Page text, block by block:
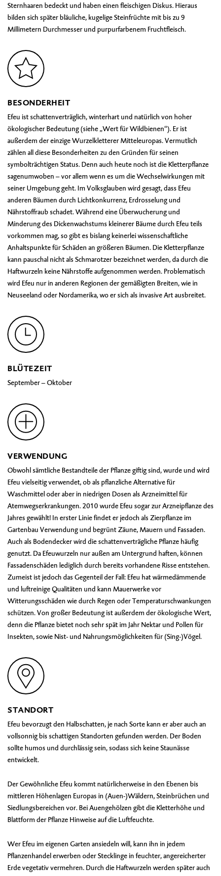
Sternhaaren bedeckt und haben einen fleischigen Diskus. Hieraus
bilden sich später bläuliche, kugelige Steinfrüchte mit bis zu 9
Millimetern Durchmesser und purpurfarbenem Fruchtfleisch.
BESONDERHEIT
Efeu ist schattenverträglich, winterhart und natürlich von hoher
ökologischer Bedeutung (siehe „Wert für Wildbienen“). Er ist
außerdem der einzige Wurzelkletterer Mitteleuropas. Vermutlich
zählen all diese Besonderheiten zu den Gründen für seinen
symbolträchtigen Status. Denn auch heute noch ist die Kletterpflanze
sagenumwoben – vor allem wenn es um die Wechselwirkungen mit
seiner Umgebung geht. Im Volksglauben wird gesagt, dass Efeu
anderen Bäumen durch Lichtkonkurrenz, Erdrosselung und
Nährstoffraub schadet. Während eine Überwucherung und
Minderung des Dickenwachstums kleinerer Bäume durch Efeu teils
vorkommen mag, so gibt es bislang keinerlei wissenschaftliche
Anhaltspunkte für Schäden an größeren Bäumen. Die Kletterpflanze
kann pauschal nicht als Schmarotzer bezeichnet werden, da durch die
Haftwurzeln keine Nährstoffe aufgenommen werden. Problematisch
wird Efeu nur in anderen Regionen der gemäßigten Breiten, wie in
Neuseeland oder Nordamerika, wo er sich als invasive Art ausbreitet.
BLÜTEZEIT
September – Oktober
VERWENDUNG
Obwohl sämtliche Bestandteile der Pflanze giftig sind, wurde und wird
Efeu vielseitig verwendet, ob als pflanzliche Alternative für
Waschmittel oder aber in niedrigen Dosen als Arzneimittel für
Atemwegserkrankungen. 2010 wurde Efeu sogar zur Arzneipflanze des
Jahres gewählt! In erster Linie findet er jedoch als Zierpflanze im
Gartenbau Verwendung und begrünt Zäune, Mauern und Fassaden.
Auch als Bodendecker wird die schattenverträgliche Pflanze häufig
genutzt. Da Efeuwurzeln nur außen am Untergrund haften, können
Fassadenschäden lediglich durch bereits vorhandene Risse entstehen.
Zumeist ist jedoch das Gegenteil der Fall: Efeu hat wärmedämmende
und luftreinige Qualitäten und kann Mauerwerke vor
Witterungsschäden wie durch Regen oder Temperaturschwankungen
schützen. Von großer Bedeutung ist außerdem der ökologische Wert,
denn die Pflanze bietet noch sehr spät im Jahr Nektar und Pollen für
Insekten, sowie Nist- und Nahrungsmöglichkeiten für (Sing-)Vögel.
STANDORT
Efeu bevorzugt den Halbschatten, je nach Sorte kann er aber auch an
vollsonnig bis schattigen Standorten gefunden werden. Der Boden
sollte humos und durchlässig sein, sodass sich keine Staunässe
entwickelt.
Der Gewöhnliche Efeu kommt natürlicherweise in den Ebenen bis
mittleren Höhenlagen Europas in (Auen-)Wäldern, Steinbrüchen und
Siedlungsbereichen vor. Bei Auengehölzen gibt die Kletterhöhe und
Blattform der Pflanze Hinweise auf die Luftfeuchte.
Wer Efeu im eigenen Garten ansiedeln will, kann ihn in jedem
Pflanzenhandel erwerben oder Stecklinge in feuchter, angereicherter
Erde vegetativ vermehren. Durch die Haftwurzeln werden später auch